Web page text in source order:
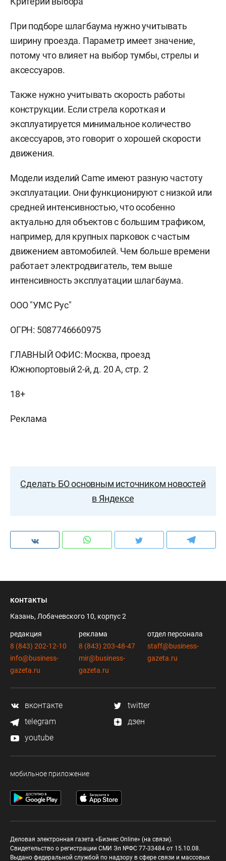
При подборе шлагбаума нужно учитывать
ширину проезда. Параметр имеет значение,
потому что влияет на выбор тумбы, стрелы и
аксессуаров.
Также нужно учитывать скорость работы
конструкции. Если стрела короткая и
эксплуатируется минимальное количество
аксессуаров, это говорит о хорошей скорости
движения.
Модели изделий Came имеют разную частоту
эксплуатации. Они функционируют с низкой или
средней интенсивностью, что особенно
актуально для объектов с большим трафиком,
например, для крупных парковок с частым
движением автомобилей. Чем больше времени
работает электродвигатель, тем выше
интенсивность эксплуатации шлагбаума.
ООО "УМС Рус"
ОГРН: 5087746660975
ГЛАВНЫЙ ОФИС: Москва, проезд
Южнопортовый 2-й, д. 20 А, стр. 2
18+
Реклама
Сделать БО основным источником новостей
в Яндексе
контакты
Казань, Лобачевского 10, корпус 2
редакция
8 (843) 202-12-10
info@business-
gazeta.ru
реклама
8 (843) 203-48-47
mir@business-
gazeta.ru
отдел персонала
staff@business-
gazeta.ru
вконтакте
twitter
telegram
дзен
youtube
мобильное приложение
Деловая электронная газета «Бизнес Online» (на связи).
Свидетельство о регистрации СМИ Эл №ФС 77-33484 от 15.10.08.
Выдано федеральной службой по надзору в сфере связи и массовых